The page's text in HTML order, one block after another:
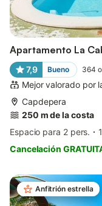
Apartamento La
7,9 Bueno 364
Mejor valorado por
Capdepera
250 m de la costa
Espacio para 2 pers.
Cancelación
Anfitrión estrella